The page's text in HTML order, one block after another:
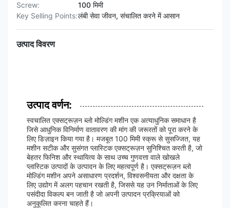
Screw:
100 मिमी
Key Selling Points:लंबी सेवा जीवन, संचालित करने में आसान
उत्पाद विवरण
उत्पाद वर्णन:
स्वचालित एक्सट्रूज़न ब्लो मोल्डिंग मशीन एक अत्याधुनिक समाधान है
जिसे आधुनिक विनिर्माण वातावरण की मांग की जरूरतों को पूरा करने के
लिए डिज़ाइन किया गया है। मजबूत 100 मिमी स्क्रू से सुसज्जित, यह
मशीन सटीक और सुसंगत प्लास्टिक एक्सट्रूज़न सुनिश्चित करती है, जो
बेहतर फिनिश और स्थायित्व के साथ उच्च गुणवत्ता वाले खोखले
प्लास्टिक उत्पादों के उत्पादन के लिए महत्वपूर्ण है। एक्सट्रूज़न ब्लो
मोल्डिंग मशीन अपने असाधारण प्रदर्शन, विश्वसनीयता और दक्षता के
लिए उद्योग में अलग पहचान रखती है, जिससे यह उन निर्माताओं के लिए
पसंदीदा विकल्प बन जाती है जो अपनी उत्पादन प्रक्रियाओं को
अनुकूलित करना चाहते हैं।